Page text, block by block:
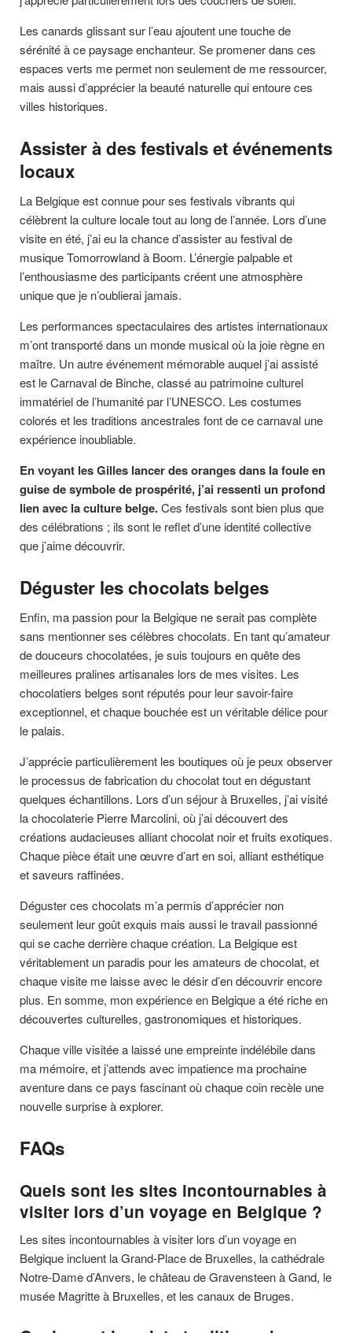
Les canards glissant sur l’eau ajoutent une touche de
sérénité à ce paysage enchanteur. Se promener dans ces
espaces verts me permet non seulement de me ressourcer,
mais aussi d’apprécier la beauté naturelle qui entoure ces
villes historiques.
Assister à des festivals et événements
locaux
La Belgique est connue pour ses festivals vibrants qui
célèbrent la culture locale tout au long de l’année. Lors d’une
visite en été, j’ai eu la chance d’assister au festival de
musique Tomorrowland à Boom. L’énergie palpable et
l’enthousiasme des participants créent une atmosphère
unique que je n’oublierai jamais.
Les performances spectaculaires des artistes internationaux
m’ont transporté dans un monde musical où la joie règne en
maître. Un autre événement mémorable auquel j’ai assisté
est le Carnaval de Binche, classé au patrimoine culturel
immatériel de l’humanité par l’UNESCO. Les costumes
colorés et les traditions ancestrales font de ce carnaval une
expérience inoubliable.
En voyant les Gilles lancer des oranges dans la foule en
guise de symbole de prospérité, j’ai ressenti un profond
lien avec la culture belge.Ces festivals sont bien plus que
des célébrations ; ils sont le reflet d’une identité collective
que j’aime découvrir.
Déguster les chocolats belges
Enfin, ma passion pour la Belgique ne serait pas complète
sans mentionner ses célèbres chocolats. En tant qu’amateur
de douceurs chocolatées, je suis toujours en quête des
meilleures pralines artisanales lors de mes visites. Les
chocolatiers belges sont réputés pour leur savoir-faire
exceptionnel, et chaque bouchée est un véritable délice pour
le palais.
J’apprécie particulièrement les boutiques où je peux observer
le processus de fabrication du chocolat tout en dégustant
quelques échantillons. Lors d’un séjour à Bruxelles, j’ai visité
la chocolaterie Pierre Marcolini, où j’ai découvert des
créations audacieuses alliant chocolat noir et fruits exotiques.
Chaque pièce était une œuvre d’art en soi, alliant esthétique
et saveurs raffinées.
Déguster ces chocolats m’a permis d’apprécier non
seulement leur goût exquis mais aussi le travail passionné
qui se cache derrière chaque création. La Belgique est
véritablement un paradis pour les amateurs de chocolat, et
chaque visite me laisse avec le désir d’en découvrir encore
plus. En somme, mon expérience en Belgique a été riche en
découvertes culturelles, gastronomiques et historiques.
Chaque ville visitée a laissé une empreinte indélébile dans
ma mémoire, et j’attends avec impatience ma prochaine
aventure dans ce pays fascinant où chaque coin recèle une
nouvelle surprise à explorer.
FAQs
Quels sont les sites incontournables à
visiter lors d’un voyage en Belgique ?
Les sites incontournables à visiter lors d’un voyage en
Belgique incluent la Grand-Place de Bruxelles, la cathédrale
Notre-Dame d’Anvers, le château de Gravensteen à Gand, le
musée Magritte à Bruxelles, et les canaux de Bruges.